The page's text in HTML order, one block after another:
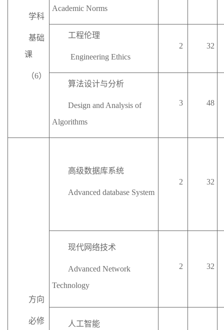
学科
基础
课
（6）
Academic Norms
工程伦理
Engineering Ethics
2 32
算法设计与分析
Design and Analysis of
Algorithms
3 48
方向
必修
高级数据库系统
Advanced database System
2 32
现代网络技术
Advanced Network
Technology
2 32
人工智能